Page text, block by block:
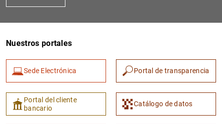
1 2
Nuestros portales
Sede Electrónica Portal de transparencia
Portal del cliente
bancario
Catálogo de datos